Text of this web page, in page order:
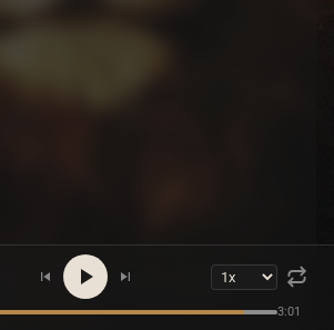
3:01